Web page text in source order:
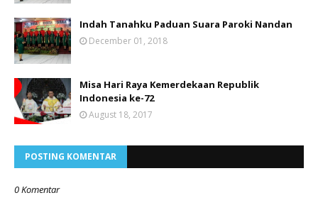
Indah Tanahku Paduan Suara Paroki Nandan
December 01, 2018
Misa Hari Raya Kemerdekaan Republik
Indonesia ke-72
August 18, 2017
POSTING KOMENTAR
0 Komentar